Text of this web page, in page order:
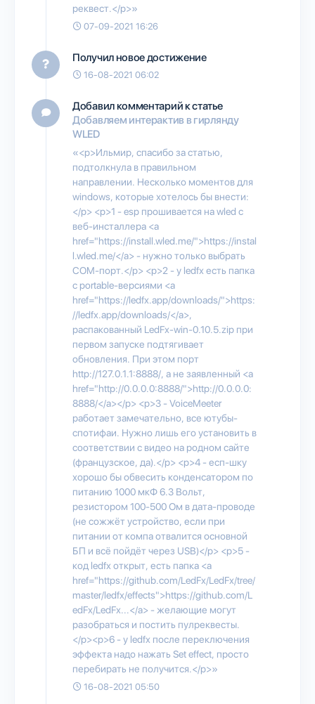
реквест.</p>»
07-09-2021 16:26
Получил новое достижение
16-08-2021 06:02
Добавил комментарий к статье
Добавляем интерактив в гирлянду
WLED
«<p>Ильмир, спасибо за статью,
подтолкнула в правильном
направлении. Несколько моментов для
windows, которые хотелось бы внести:
</p> <p>1 - esp прошивается на wled с
веб-инсталлера <a
href="https://install.wled.me/">https://instal
l.wled.me/</a> - нужно только выбрать
COM-порт.</p> <p>2 - у ledfx есть папка
с portable-версиями <a
href="https://ledfx.app/downloads/">https:
//ledfx.app/downloads/</a>,
распакованный LedFx-win-0.10.5.zip при
первом запуске подтягивает
обновления. При этом порт
http://127.0.1.1:8888/, а не заявленный <a
href="http://0.0.0.0:8888/">http://0.0.0.0:
8888/</a></p> <p>3 - VoiceMeeter
работает замечательно, все ютубы-
спотифаи. Нужно лишь его установить в
соответствии с видео на родном сайте
(французское, да).</p> <p>4 - есп-шку
хорошо бы обвесить конденсатором по
питанию 1000 мкФ 6.3 Вольт,
резистором 100-500 Ом в дата-проводе
(не сожжёт устройство, если при
питании от компа отвалится основной
БП и всё пойдёт через USB)</p> <p>5 -
код ledfx открыт, есть папка <a
href="https://github.com/LedFx/LedFx/tree/
master/ledfx/effects">https://github.com/L
edFx/LedFx...</a> - желающие могут
разобраться и постить пулреквесты.
</p><p>6 - у ledfx после переключения
эффекта надо нажать Set effect, просто
перебирать не получится.</p>»
16-08-2021 05:50